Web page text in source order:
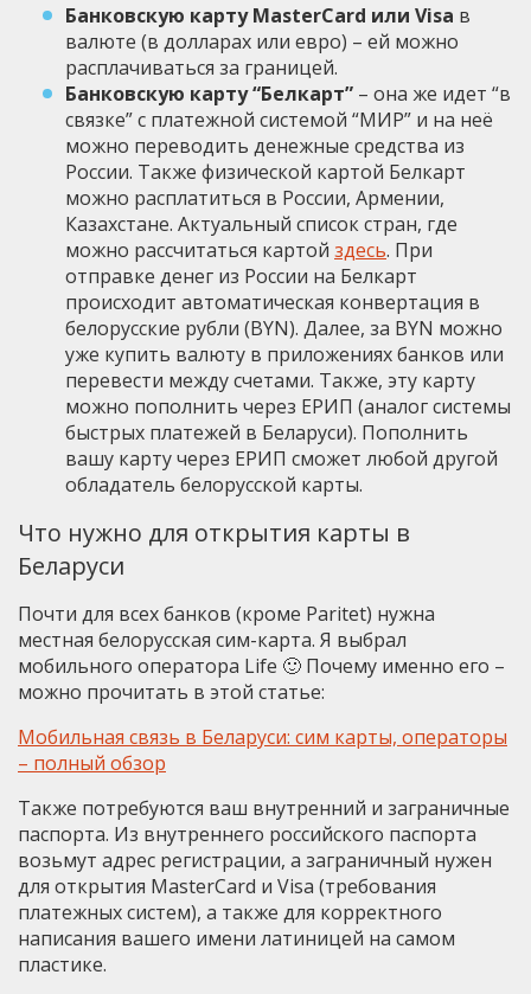
Банковскую карту MasterCard или Visa в
валюте (в долларах или евро) – ей можно
расплачиваться за границей.
Банковскую карту “Белкарт” – она же идет “в
связке” с платежной системой “МИР” и на неё
можно переводить денежные средства из
России. Также физической картой Белкарт
можно расплатиться в России, Армении,
Казахстане. Актуальный список стран, где
можно рассчитаться картой здесь. При
отправке денег из России на Белкарт
происходит автоматическая конвертация в
белорусские рубли (BYN). Далее, за BYN можно
уже купить валюту в приложениях банков или
перевести между счетами. Также, эту карту
можно пополнить через ЕРИП (аналог системы
быстрых платежей в Беларуси). Пополнить
вашу карту через ЕРИП сможет любой другой
обладатель белорусской карты.
Что нужно для открытия карты в
Беларуси
Почти для всех банков (кроме Paritet) нужна
местная белорусская сим-карта. Я выбрал
мобильного оператора Life 🙂 Почему именно его –
можно прочитать в этой статье:
Мобильная связь в Беларуси: сим карты, операторы
– полный обзор
Также потребуются ваш внутренний и заграничные
паспорта. Из внутреннего российского паспорта
возьмут адрес регистрации, а заграничный нужен
для открытия MasterCard и Visa (требования
платежных систем), а также для корректного
написания вашего имени латиницей на самом
пластике.